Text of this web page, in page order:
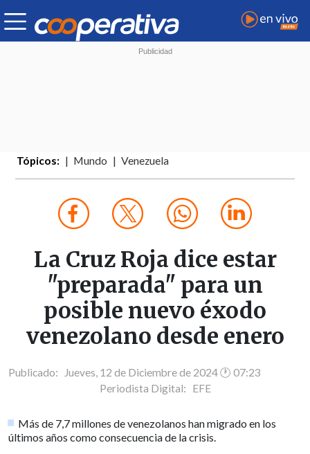
Tópicos: Mundo Venezuela
La Cruz Roja dice estar
"preparada" para un
posible nuevo éxodo
venezolano desde enero
Publicado: Jueves, 12 de Diciembre de 2024 🕐 07:23
Periodista Digital: EFE
Más de 7,7 millones de venezolanos han migrado en los
últimos años como consecuencia de la crisis.